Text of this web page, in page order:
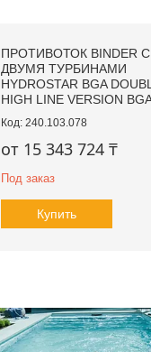
ПРОТИВОТОК BINDER С
ДВУМЯ ТУРБИНАМИ
HYDROSTAR BGA
HIGH LINE VERSION
240.103.078
от 15 343 724 ₸
Под заказ
Купить